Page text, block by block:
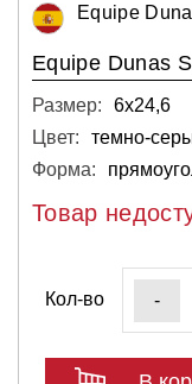
Equipe
Equipe Dunas
Размер:
6х24,6
Цвет:
темно-
Форма:
Товар
Кол-во -